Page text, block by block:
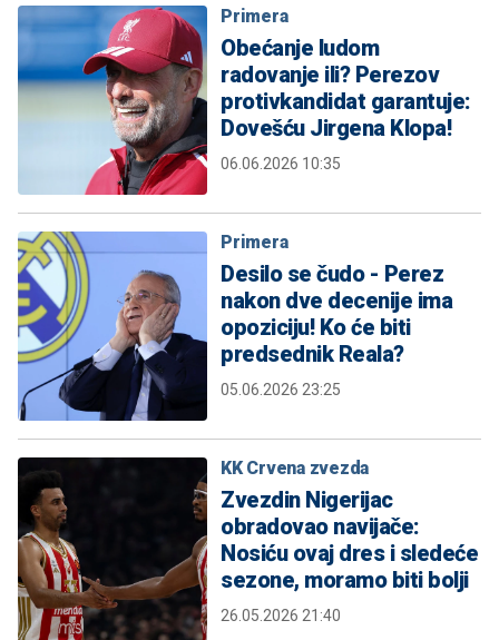
Primera
Obećanje ludom
radovanje ili? Perezov
protivkandidat garantuje:
Dovešću Jirgena Klopa!
06.06.2026 10:35
Primera
Desilo se čudo - Perez
nakon dve decenije ima
opoziciju! Ko će biti
predsednik Reala?
05.06.2026 23:25
KK Crvena zvezda
Zvezdin Nigerijac
obradovao navijače:
Nosiću ovaj dres i sledeće
sezone, moramo biti bolji
26.05.2026 21:40